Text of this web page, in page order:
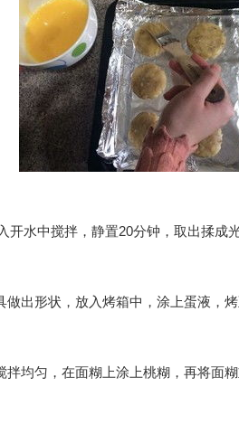
水中搅拌，静置20分钟，取出揉成光
出形状，放入烤箱中，涂上蛋液，烤
均匀，在面糊上涂上桃糊，再将面糊